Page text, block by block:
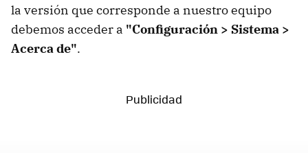
la versión que corresponde a nuestro equipo
debemos acceder a "Configuración > Sistema >
Acerca de".